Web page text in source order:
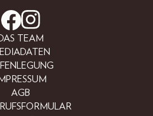
TEAM
AGB